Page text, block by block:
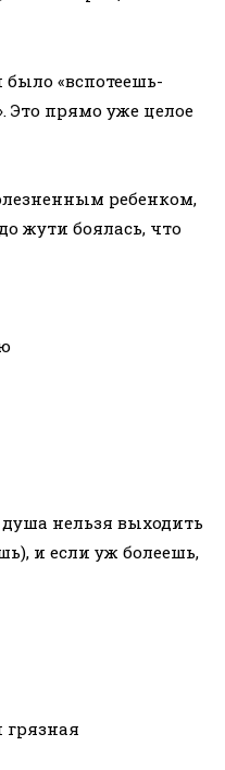
было «вспотеешь-
Это прямо уже целое
ребенком,
жути боялась, что
нельзя выходить
и если уж болеешь,
грязная